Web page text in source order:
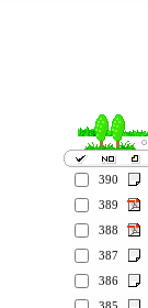
390
389
388
387
386